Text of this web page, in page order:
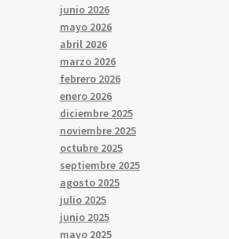
junio 2026
mayo 2026
abril 2026
marzo 2026
febrero 2026
enero 2026
diciembre 2025
noviembre 2025
octubre 2025
septiembre 2025
agosto 2025
julio 2025
junio 2025
mayo 2025